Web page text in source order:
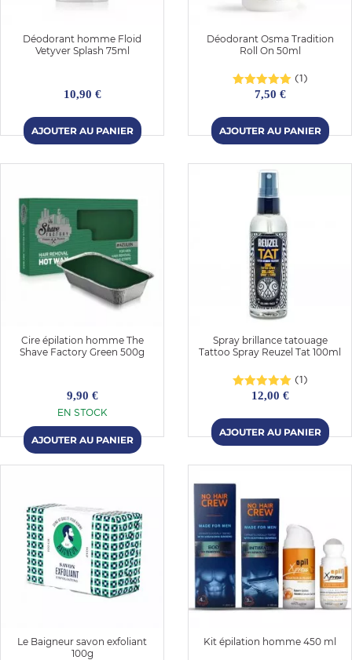
Déodorant homme Floid
Vetyver Splash 75ml
10,90 €
Déodorant Osma Tradition
Roll On 50ml
(1)
7,50 €
Cire épilation homme The
Shave Factory Green 500g
9,90 €
EN STOCK
Spray brillance tatouage
Tattoo Spray Reuzel Tat 100ml
(1)
12,00 €
Le Baigneur savon exfoliant
100g
Kit épilation homme 450 ml